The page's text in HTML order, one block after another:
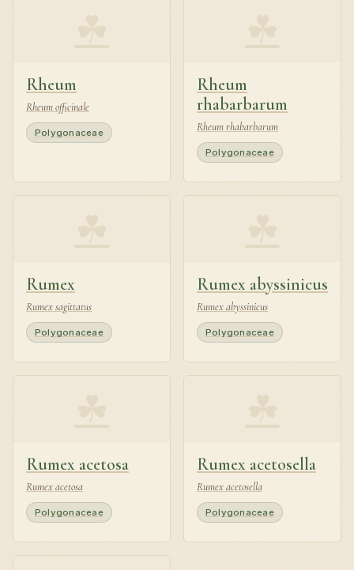
Rheum
Rheum officinale
Polygonaceae
Rheum
rhabarbarum
Rheum rhabarbarum
Polygonaceae
Rumex
Rumex sagittatus
Polygonaceae
Rumex abyssinicus
Rumex abyssinicus
Polygonaceae
Rumex acetosa
Rumex acetosa
Polygonaceae
Rumex acetosella
Rumex acetosella
Polygonaceae